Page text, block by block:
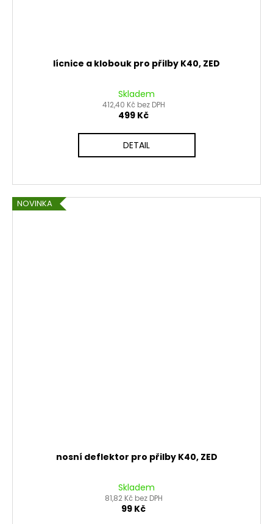
lícnice a klobouk pro přilby K40, ZED
Skladem
412,40 Kč bez DPH
499 Kč
DETAIL
NOVINKA
nosní deflektor pro přilby K40, ZED
Skladem
81,82 Kč bez DPH
99 Kč